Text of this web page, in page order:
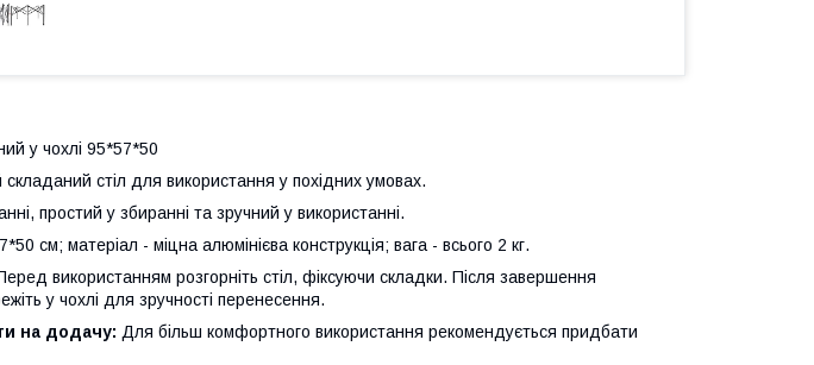
у чохлі 95*57*50
стіл для використання у похідних умовах.
простий у збиранні та зручний у використанні.
см; матеріал - міцна алюмінієва конструкція; вага - всього 2 кг.
використанням розгорніть стіл, фіксуючи складки. Після завершення
у чохлі для зручності перенесення.
на додачу: Для більш комфортного використання рекомендується придбати